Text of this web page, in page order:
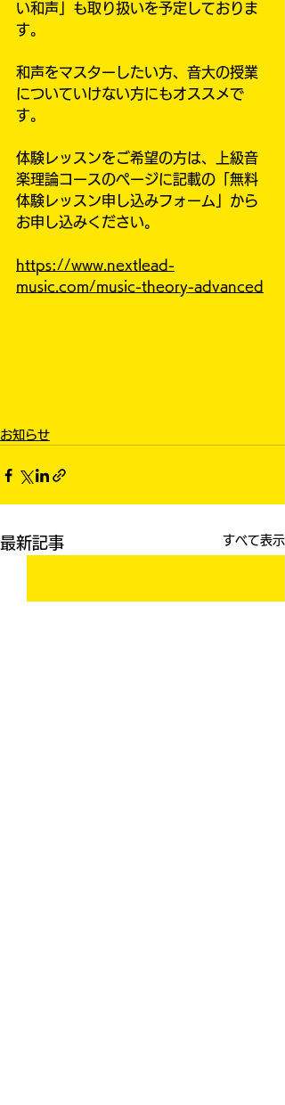
い和声」も取り扱いを予定しておりま
す。
和声をマスターしたい方、音大の授業
についていけない方にもオススメで
す。
体験レッスンをご希望の方は、上級音
楽理論コースのページに記載の「無料
体験レッスン申し込みフォーム」から
お申し込みください。
https://www.nextlead-
music.com/music-theory-advanced
お知らせ
最新記事 すべて表示